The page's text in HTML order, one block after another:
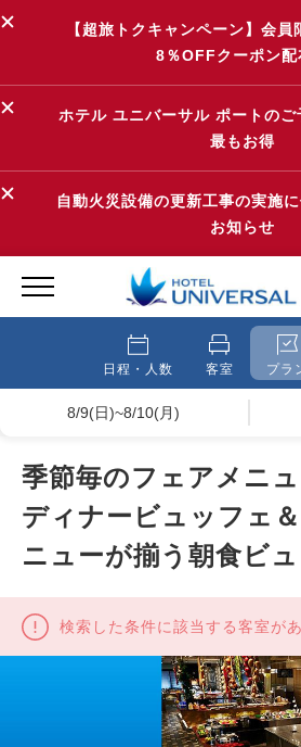
【超旅トクキャンペーン】会員
8％OFFクーポン配
ホテル ユニバーサル ポートの
最もお得
自動火災設備の更新工事の実施
お知らせ
日程・人数 客室 プラ
8/9(日)~8/10(月)
季節毎のフェアメニ
ディナービュッフェ
ニューが揃う朝食ビ
検索した条件に該当する客室が